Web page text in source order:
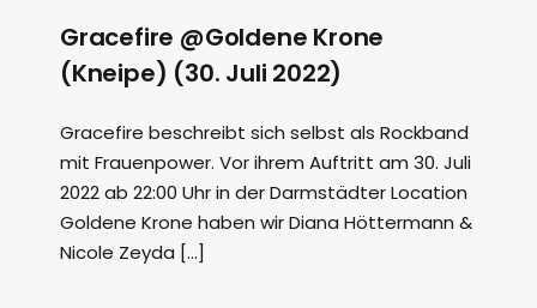
Gracefire @Goldene Krone
(Kneipe) (30. Juli 2022)
Gracefire beschreibt sich selbst als Rockband
mit Frauenpower. Vor ihrem Auftritt am 30. Juli
2022 ab 22:00 Uhr in der Darmstädter Location
Goldene Krone haben wir Diana Höttermann &
Nicole Zeyda […]